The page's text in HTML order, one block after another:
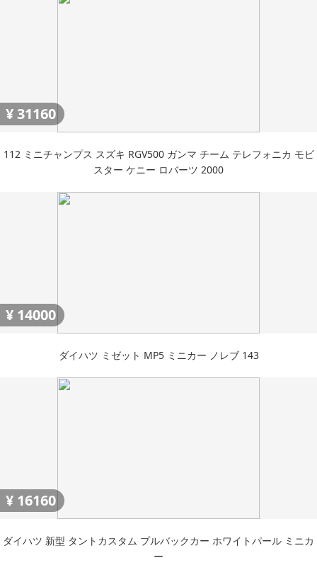
¥31160
112 ミニチャンプス スズキ RGV500 ガンマ チーム テレフォニカ モビ
スター ケニー ロバーツ 2000
¥ 14000
ダイハツ ミゼット MP5 ミニカー ノレブ 143
¥ 16160
ダイハツ 新型 タントカスタム プルバックカー ホワイトパール ミニカ
ー